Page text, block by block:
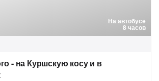
На автобусе
8 часов
- на Куршскую косу и в